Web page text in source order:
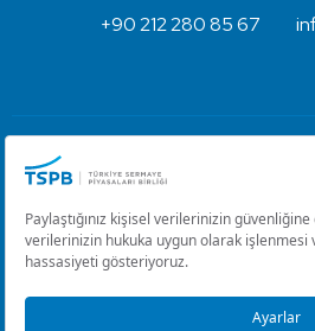
+90 212 280 85 67
Kullanım Koşulları
Çerez Ayarlarını